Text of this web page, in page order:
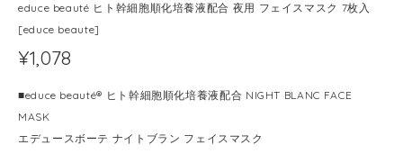
educe beauté ヒト幹細胞順化培養液配合 夜用 フェイスマスク 7枚入
[educe beaute]
¥1,078
■educe beauté® ヒト幹細胞順化培養液配合 NIGHT BLANC FACE
MASK
エデュースボーテ ナイトブラン フェイスマスク